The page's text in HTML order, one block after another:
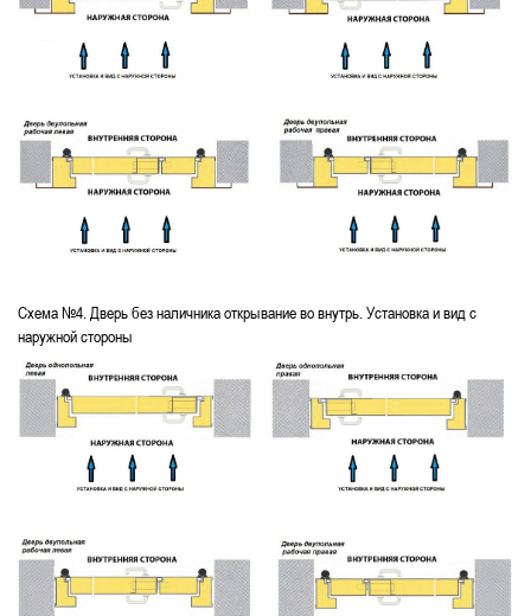
Схема №4. Дверь без наличника открывание во внутрь. Установка и вид с
наружной стороны